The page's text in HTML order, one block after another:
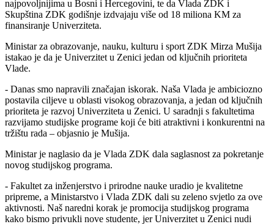
najpovoljnijima u Bosni i Hercegovini, te da Vlada ZDK i
Skupština ZDK godišnje izdvajaju više od 18 miliona KM za
finansiranje Univerziteta.
Ministar za obrazovanje, nauku, kulturu i sport ZDK Mirza Mušija
istakao je da je Univerzitet u Zenici jedan od ključnih prioriteta
Vlade.
- Danas smo napravili značajan iskorak. Naša Vlada je ambiciozno
postavila ciljeve u oblasti visokog obrazovanja, a jedan od ključnih
prioriteta je razvoj Univerziteta u Zenici. U saradnji s fakultetima
razvijamo studijske programe koji će biti atraktivni i konkurentni na
tržištu rada – objasnio je Mušija.
Ministar je naglasio da je Vlada ZDK dala saglasnost za pokretanje
novog studijskog programa.
- Fakultet za inženjerstvo i prirodne nauke uradio je kvalitetne
pripreme, a Ministarstvo i Vlada ZDK dali su zeleno svjetlo za ove
aktivnosti. Naš naredni korak je promocija studijskog programa
kako bismo privukli nove studente, jer Univerzitet u Zenici nudi